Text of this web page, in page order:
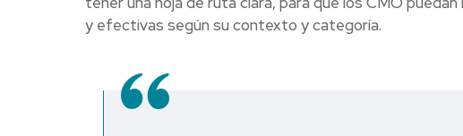
y efectivas según su contexto y categoría.